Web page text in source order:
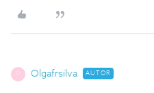
O Olgafrsilva AUTOR